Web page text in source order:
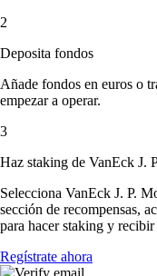
2
Deposita fondos
Añade fondos en euros o
empezar a operar.
3
Haz staking de VanEck J.
Selecciona VanEck J. P.
sección de recompensas,
para hacer staking y recibir
Regístrate ahora